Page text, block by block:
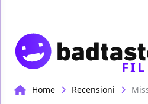
Home Recensioni